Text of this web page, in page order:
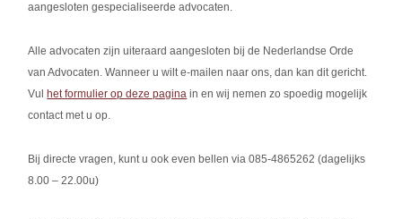
aangesloten gespecialiseerde advocaten.
Alle advocaten zijn uiteraard aangesloten bij de Nederlandse Orde
van Advocaten. Wanneer u wilt e-mailen naar ons, dan kan dit gericht.
Vul
het formulier op deze pagina in en wij nemen zo spoedig mogelijk
contact met u op.
Bij directe vragen, kunt u ook even bellen via 085-4865262 (dagelijks
8.00 – 22.00u)